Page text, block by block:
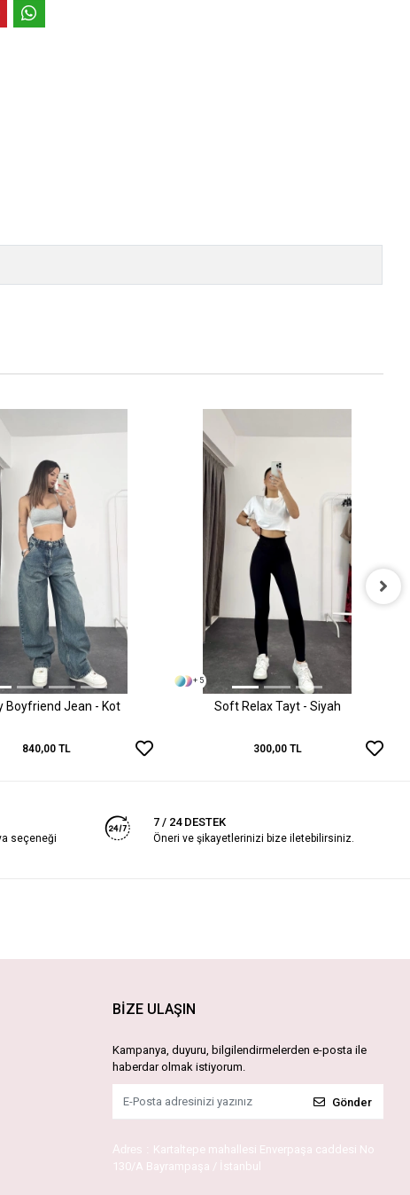
Boyfriend Jean - Kot
840,00 TL
+ 5
Soft Relax Tayt - Siyah
300,00 TL
seçeneği
7 / 24 DESTEK
Öneri ve şikayetlerinizi bize iletebilirsiniz.
BİZE ULAŞIN
Kampanya, duyuru, bilgilendirmelerden e-posta ile
haberdar olmak istiyorum.
Gönder
Adres : Kartaltepe mahallesi Enverpaşa caddesi No
130/A Bayrampaşa / İstanbul